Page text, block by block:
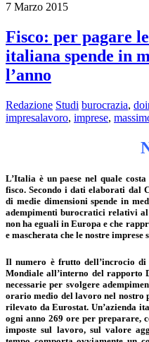
7 Marzo 2015
Fisco: per pagare
italiana spende in
l’anno
Redazione Studi burocrazia,
impresalavoro, imprese,
L’Italia è un paese nel quale
fisco. Secondo i dati elaborati dal
di medie dimensioni spende in
adempimenti burocratici relativi al
non ha eguali in Europa e che
e mascherata che le nostre imprese
Il numero è frutto dell’incrocio
Mondiale all’interno del rapporto
necessarie per svolgere
orario medio del lavoro nel nostro
rilevato da Eurostat. Un’azienda
ogni anno 269 ore per preparare,
imposte sul lavoro, sul valore